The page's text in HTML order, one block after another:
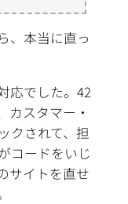
、本当に直っ
応でした。42
カスタマー・
クされて、担
コードをいじ
サイトを直せ